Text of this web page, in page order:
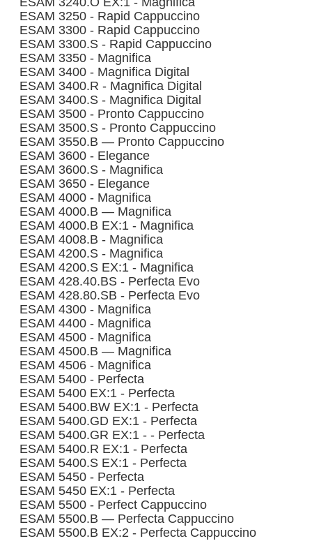
ESAM 3250 - Rapid Cappuccino
ESAM 3300 - Rapid Cappuccino
ESAM 3300.S - Rapid Cappuccino
ESAM 3350 - Magnifica
ESAM 3400 - Magnifica Digital
ESAM 3400.R - Magnifica Digital
ESAM 3400.S - Magnifica Digital
ESAM 3500 - Pronto Cappuccino
ESAM 3500.S - Pronto Cappuccino
ESAM 3550.B — Pronto Cappuccino
ESAM 3600 - Elegance
ESAM 3600.S - Magnifica
ESAM 3650 - Elegance
ESAM 4000 - Magnifica
ESAM 4000.B — Magnifica
ESAM 4000.B EX:1 - Magnifica
ESAM 4008.B - Magnifica
ESAM 4200.S - Magnifica
ESAM 4200.S EX:1 - Magnifica
ESAM 428.40.BS - Perfecta Evo
ESAM 428.80.SB - Perfecta Evo
ESAM 4300 - Magnifica
ESAM 4400 - Magnifica
ESAM 4500 - Magnifica
ESAM 4500.B — Magnifica
ESAM 4506 - Magnifica
ESAM 5400 - Perfecta
ESAM 5400 EX:1 - Perfecta
ESAM 5400.BW EX:1 - Perfecta
ESAM 5400.GD EX:1 - Perfecta
ESAM 5400.GR EX:1 - - Perfecta
ESAM 5400.R EX:1 - Perfecta
ESAM 5400.S EX:1 - Perfecta
ESAM 5450 - Perfecta
ESAM 5450 EX:1 - Perfecta
ESAM 5500 - Perfect Cappuccino
ESAM 5500.B — Perfecta Cappuccino
ESAM 5500.B EX:2 - Perfecta Cappuccino